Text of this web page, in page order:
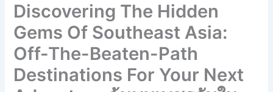
Discovering The Hidden
Gems Of Southeast Asia:
Off-The-Beaten-Path
Destinations For Your Next